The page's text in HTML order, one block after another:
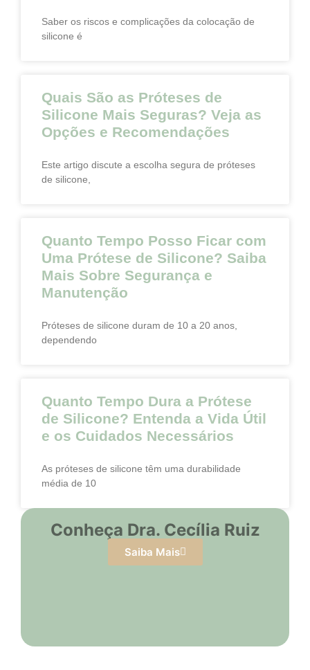
Saber os riscos e complicações da colocação de
silicone é
Quais São as Próteses de
Silicone Mais Seguras? Veja as
Opções e Recomendações
Este artigo discute a escolha segura de próteses
de silicone,
Quanto Tempo Posso Ficar com
Uma Prótese de Silicone? Saiba
Mais Sobre Segurança e
Manutenção
Próteses de silicone duram de 10 a 20 anos,
dependendo
Quanto Tempo Dura a Prótese
de Silicone? Entenda a Vida Útil
e os Cuidados Necessários
As próteses de silicone têm uma durabilidade
média de 10
Conheça Dra. Cecília Ruiz
Saiba Mais